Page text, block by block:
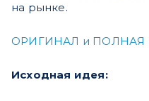
на рынке.
ОРИГИНАЛ и ПОЛНАЯ
Исходная идея: